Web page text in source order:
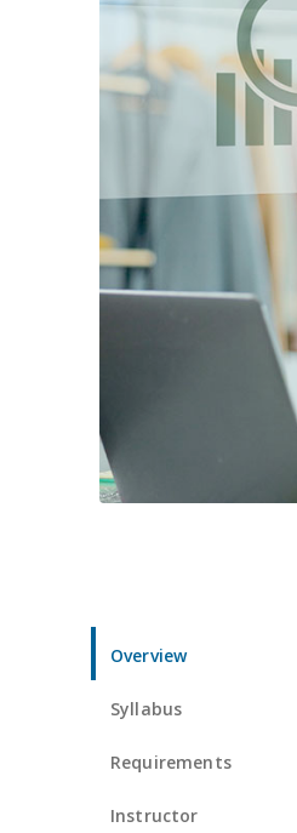
Overview
Syllabus
Requirements
Instructor